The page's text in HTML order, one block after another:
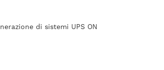
di sistemi UPS ON